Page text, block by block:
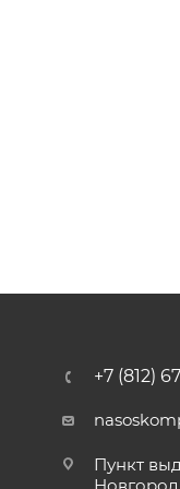
+7 (812)
Пункт